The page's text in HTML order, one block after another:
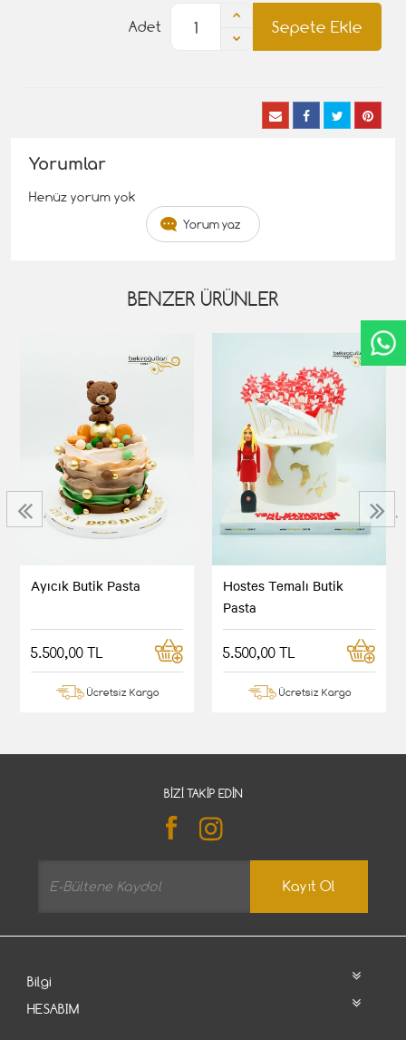
Sepete Ekle
Adet
Yorumlar
Henüz yorum yok
Yorum yaz
BENZER ÜRÜNLER
Ayıcık Butik Pasta
5.500,00 TL
Ücretsiz Kargo
Hostes Temalı Butik
Pasta
5.500,00 TL
Ücretsiz Kargo
‹ ›
BIZI TAKIP EDIN
Kayıt Ol
Bilgi
HESABIM